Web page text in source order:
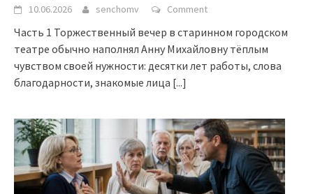
10.06.2026 senchomv Comment
Часть 1 Торжественный вечер в старинном городском
театре обычно наполнял Анну Михайловну тёплым
чувством своей нужности: десятки лет работы, слова
благодарности, знакомые лица [...]